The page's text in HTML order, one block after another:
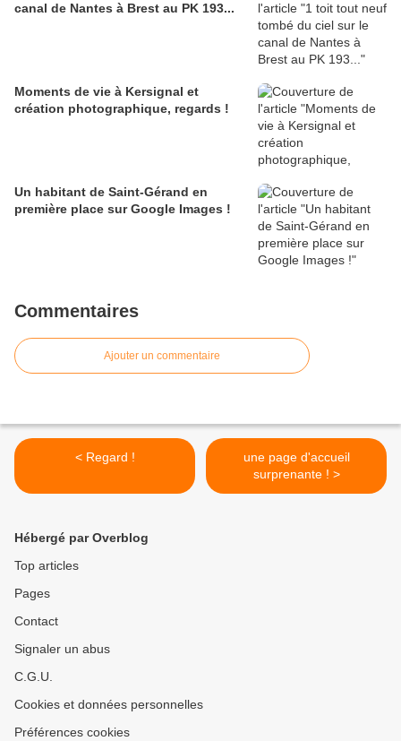
canal de Nantes à Brest au PK 193...
Moments de vie à Kersignal et
création photographique, regards !
Un habitant de Saint-Gérand en
première place sur Google Images !
Commentaires
Ajouter un commentaire
< Regard !
une page d'accueil
surprenante ! >
Hébergé par Overblog
Top articles
Pages
Contact
Signaler un abus
C.G.U.
Cookies et données personnelles
Préférences cookies